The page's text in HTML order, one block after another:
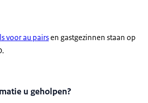
voorau pairsen gastgezinnen staan op
u geholpen?